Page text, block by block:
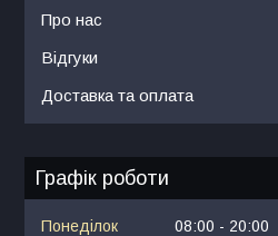
Про нас
Відгуки
Доставка та оплата
Графік роботи
Понеділок 08:00
20:00